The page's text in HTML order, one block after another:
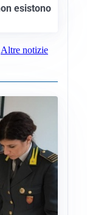
esistono
Altre notizie